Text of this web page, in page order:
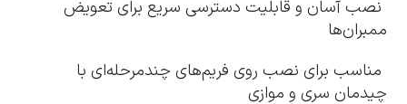
نصب آسان و قابلیت دسترسی سریع برای تعویض
ممبران‌ها
مناسب برای نصب روی فریم‌های چندمرحله‌ای با
چیدمان سری و موازی